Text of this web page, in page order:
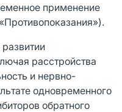
применение
расстройства
и нервно-
одновременного
обратного